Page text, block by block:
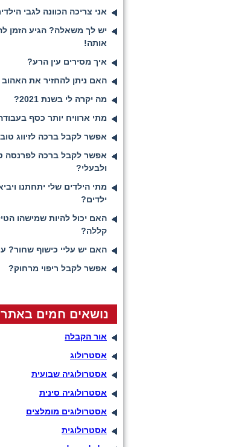
אני צריכה הכוונה לגבי
יש לך משאלה? הגיע הזמן
אותה!
איך מסירים עין הרע?
האם ניתן להחזיר את
מה יקרה לי בשנת 2021?
מתי ארוויח יותר כסף
אפשר לקבל ברכה לזיווג
אפשר לקבל ברכה לפרנסה
ולבעלי?
מתי הילדים שלי יתחתנו
ילדים?
האם יכול להיות שמישהו
קללה?
האם יש עליי כישוף שחור?
אפשר לקבל ריפוי מרחוק?
נושאים חמים באתר
אור הקבלה
אסטרולוג
אסטרולוגיה שבועית
אסטרולוגיה סינית
אסטרולוגים מומלצים
אסטרולוגית